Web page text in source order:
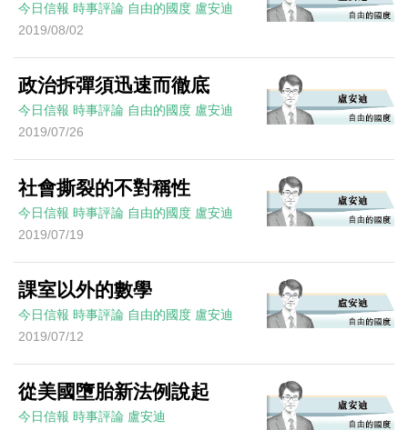
今日信報 時事評論 自由的國度 盧安迪
2019/08/02
政治拆彈須迅速而徹底
今日信報 時事評論 自由的國度 盧安迪
2019/07/26
社會撕裂的不對稱性
今日信報 時事評論 自由的國度 盧安迪
2019/07/19
課室以外的數學
今日信報 時事評論 自由的國度 盧安迪
2019/07/12
從美國墮胎新法例說起
今日信報 時事評論 盧安迪